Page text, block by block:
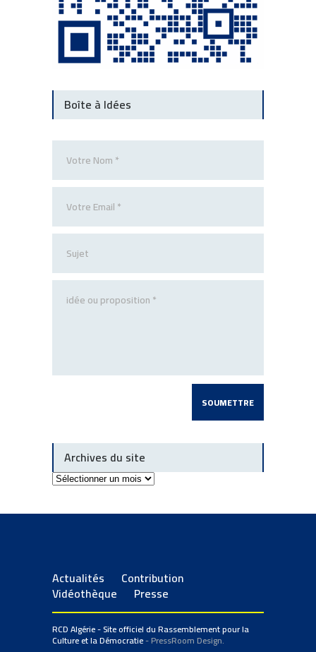
Boîte à Idées
Archives du site
Archives
du
Actualités Contribution
Vidéothèque Presse
RCD Algérie - Site officiel du Rassemblement pour la
Culture et la Démocratie- PressRoom Design.